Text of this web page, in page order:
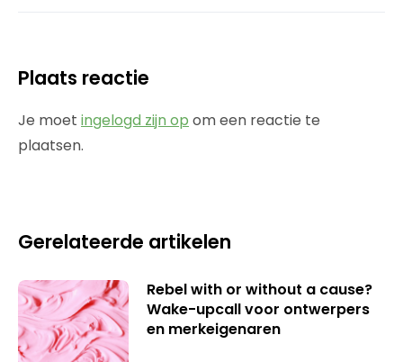
Plaats reactie
Je moet ingelogd zijn op om een reactie te
plaatsen.
Gerelateerde artikelen
Rebel with or without a cause?
Wake-upcall voor ontwerpers
en merkeigenaren